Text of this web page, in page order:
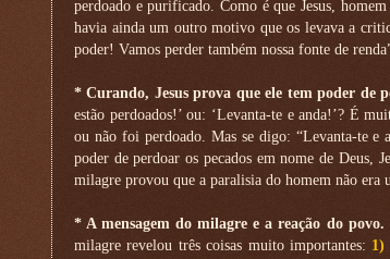
perdoado e purificado. Como é que Jesus,
havia ainda um outro motivo que os levava a
poder! Vamos perder também nossa fonte de
* Curando, Jesus prova que ele tem poder de
estão perdoados!’ ou: ‘Levanta-te e anda!’? É
ou não foi perdoado. Mas se digo: “Levanta-te e
poder de perdoar os pecados em nome de Deus,
milagre provou que a paralisia do homem não era
* A mensagem do milagre e a reação do povo.
milagre revelou três coisas muito importantes: 1)